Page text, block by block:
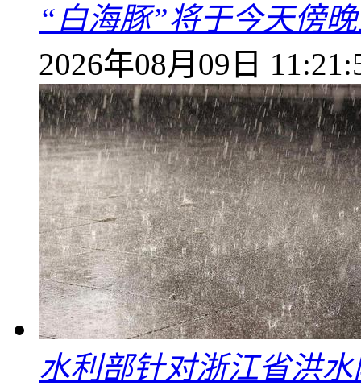
“白海豚”将于今天傍
2026年08月09日
水利部针对浙江省洪